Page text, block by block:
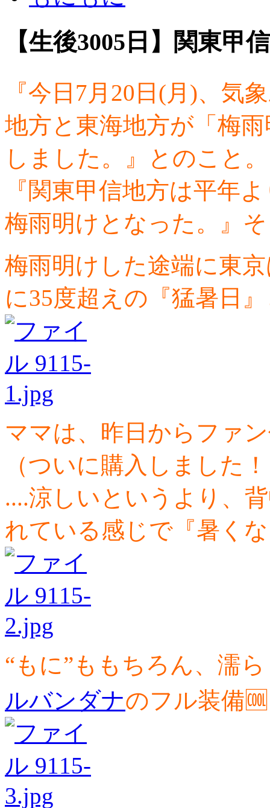
【生後3005日】関東
『今日7月20日(月)、気
地方と東海地方が「梅
しました。』とのこと。
『関東甲信地方は平年
梅雨明けとなった。』
梅雨明けした途端に東
に35度超えの『猛暑日
ママは、昨日からファ
（ついに購入しました
....涼しいというより、
れている感じで『暑く
“もに”ももちろん、濡
ルバンダナのフル装備🆒